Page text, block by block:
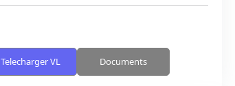
Telecharger VL Documents